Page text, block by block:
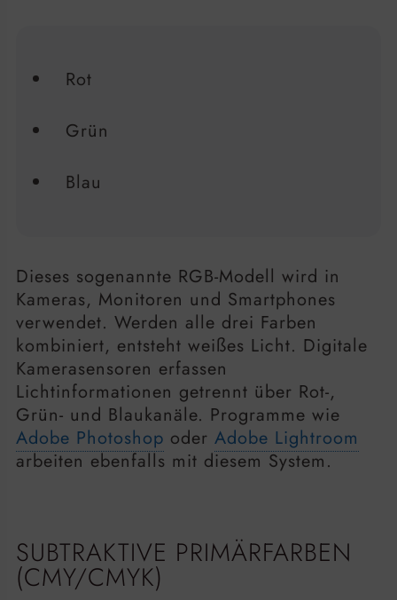
Rot
Grün
Blau
Dieses sogenannte RGB-Modell wird in
Kameras, Monitoren und Smartphones
verwendet. Werden alle drei Farben
kombiniert, entsteht weißes Licht. Digitale
Kamerasensoren erfassen
Lichtinformationen getrennt über Rot-,
Grün- und Blaukanäle. Programme wie
Adobe Photoshop oder Adobe Lightroom
arbeiten ebenfalls mit diesem System.
SUBTRAKTIVE PRIMÄRFARBEN
(CMY/CMYK)